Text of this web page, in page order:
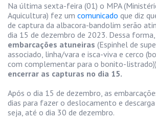
Na última sexta-feira (01) o MPA
Aquicultura) fez um comunicado que diz
de captura da albacora-bandolim serão
dia 15 de dezembro de 2023. Dessa forma,
embarcações atuneiras (Espinhel de
associado, linha/vara e isca-viva e cerco
com complementar para o bonito-listrado))
encerrar as capturas no dia 15.
Após o dia 15 de dezembro, as
dias para fazer o deslocamento e
seja, até o dia 30 de dezembro.